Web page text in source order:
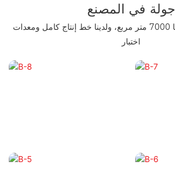
جولة في المصنع
تبلغ مساحة بناء مصنعنا 7000 متر مربع، ولدينا خط إنتاج كامل ومعدات
اختبار